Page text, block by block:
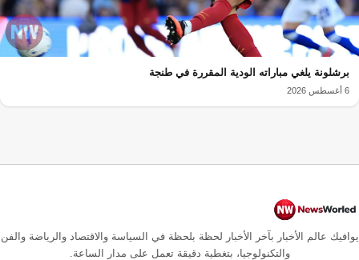
برشلونة يلغي مباراته الودية المقررة في طنجة
6 أغسطس 2026
يوافيك عالم الأخبار بآخر الأخبار لحظة بلحظة في السياسة والاقتصاد والرياضة والفن
والتكنولوجيا، بتغطية دقيقة تعمل على مدار الساعة.